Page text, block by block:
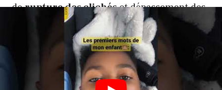
derupture des clichéset dépassement des
barrières sociales.
Les événements et collectifs comme
InclusiComédie, Mieux Rire ou Handi’Gags
ont popularisé cette approche, facilitant